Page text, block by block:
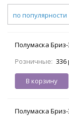
по популярности
Полумаска
Розничные: 336
В корзину
Полумаска